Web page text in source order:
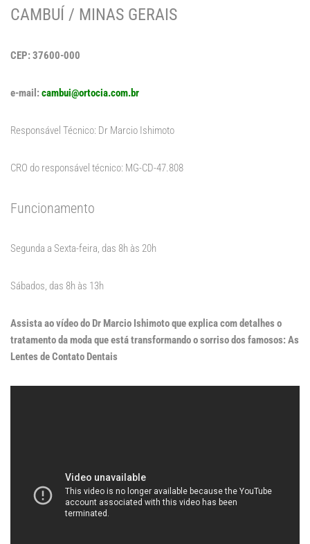
CAMBUÍ / MINAS GERAIS
CEP: 37600-000
e-mail:cambui@ortocia.com.br
Responsável Técnico: Dr Marcio Ishimoto
CRO do responsável técnico: MG-CD-47.808
Funcionamento
Segunda a Sexta-feira, das 8h às 20h
Sábados, das 8h às 13h
Assista ao vídeo do Dr Marcio Ishimoto que explica com detalhes o
tratamento da moda que está transformando o sorriso dos famosos: As
Lentes de Contato Dentais